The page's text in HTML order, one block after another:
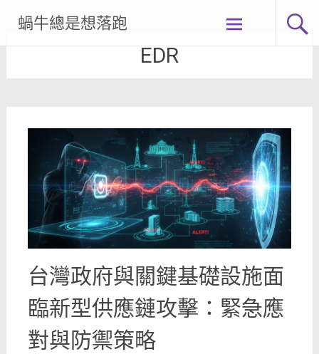
content
蝸牛總是想落跑
EDR
台灣政府與關鍵基礎設施面
臨新型供應鏈攻擊：緊急應
對與防禦策略